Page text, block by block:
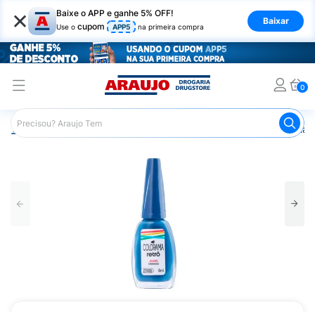
× Baixe o APP e ganhe 5% OFF!
Use o cupom APP5 na primeira compra
Baixar
0
Araujo Beleza e Cuidados